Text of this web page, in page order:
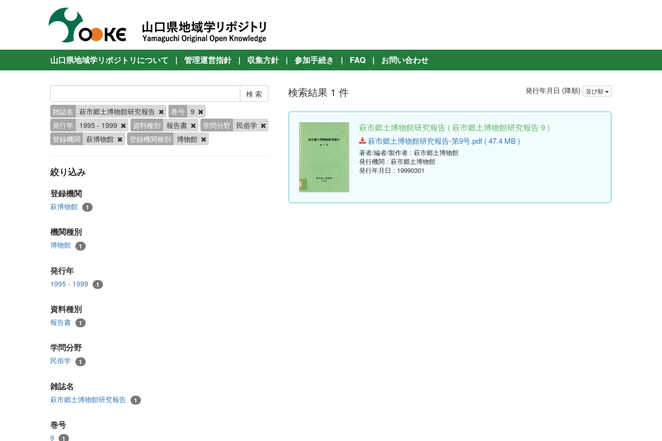
山口県地域学リポジトリについて | 管理運営指針 | 収集方針 | 参加手続き | FAQ | お問い合わせ
雑誌名 萩市郷土博物館研究報告 巻号 9
発行年
1995 - 1999 資料種別 報告書 学問分野
民俗学
登録機関
萩博物館 登録機関種別 博物館
絞り込み
登録機関
萩博物館 1
機関種別
博物館 1
発行年
1995 - 1999 1
資料種別
報告書 1
学問分野
民俗学 1
雑誌名
萩市郷土博物館研究報告 1
巻号
9 1
検索結果 1 件 発行年月日 (降順) 並び順
萩市郷土博物館研究報告 ( 萩市郷土博物館研究報告 9 )
萩市郷土博物館研究報告-第9号.pdf ( 47.4 MB )
著者/編者/製作者 : 萩市郷土博物館
発行機関 : 萩市郷土博物館
発行年月日 : 19990301